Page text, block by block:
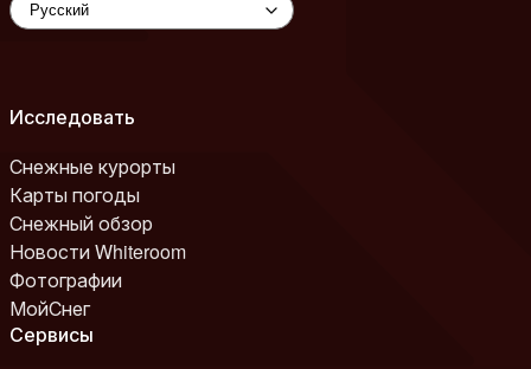
Исследовать
Снежные курорты
Карты погоды
Снежный обзор
Новости Whiteroom
Фотографии
МойСнег
Сервисы